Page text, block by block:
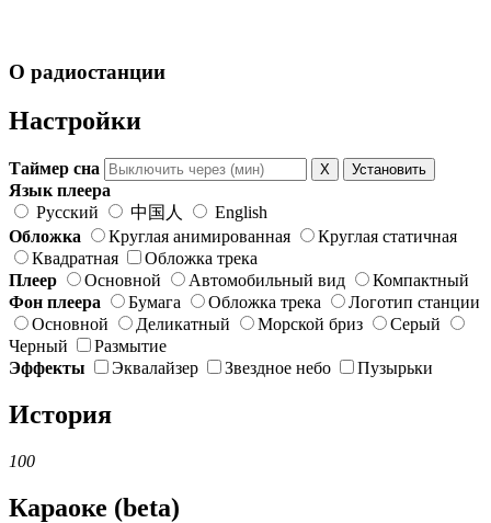
О радиостанции
Настройки
Таймер сна X Установить
Язык плеера
Русский
中国人
English
Обложка
Круглая анимированная
Круглая статичная
Квадратная
Обложка трека
Плеер
Основной Автомобильный вид
Компактный
Фон плеера
Бумага Обложка трека
Логотип станции
Основной
Деликатный Морской бриз
Серый
Черный
Размытие
Эффекты
Эквалайзер Звездное небо Пузырьки
История
100
Караоке (beta)